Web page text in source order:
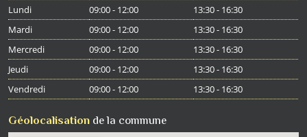
Lundi 09:00 - 12:00
13:30 - 16:30
Mardi
09:00 - 12:00
13:30 - 16:30
Mercredi
09:00 - 12:00
13:30 - 16:30
Jeudi
09:00 - 12:00
13:30 - 16:30
Vendredi
09:00 - 12:00 13:30 - 16:30
Géolocalisation de la commune